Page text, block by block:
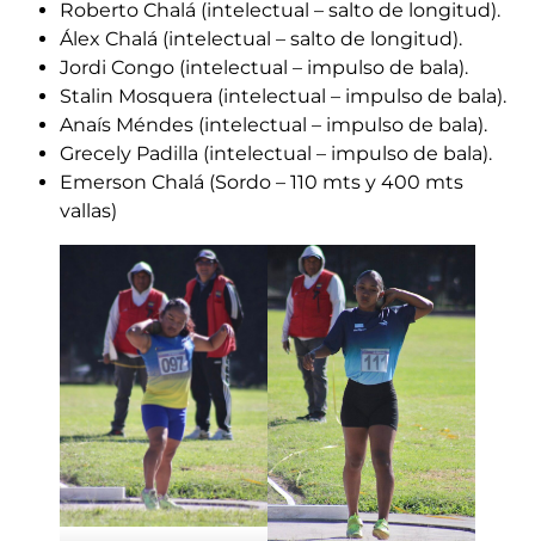
Roberto Chalá (intelectual – salto de longitud).
Álex Chalá (intelectual – salto de longitud).
Jordi Congo (intelectual – impulso de bala).
Stalin Mosquera (intelectual – impulso de bala).
Anaís Méndes (intelectual – impulso de bala).
Grecely Padilla (intelectual – impulso de bala).
Emerson Chalá (Sordo – 110 mts y 400 mts
vallas)